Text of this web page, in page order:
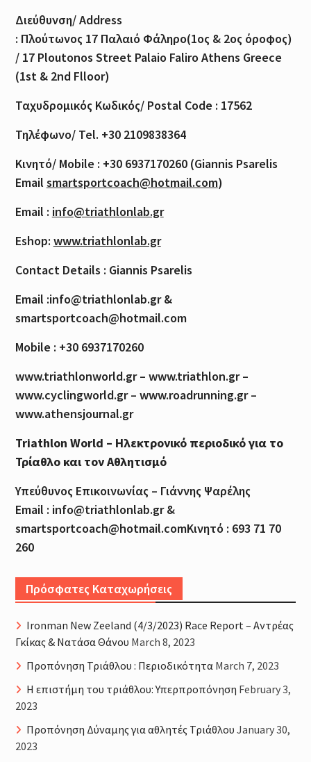
Διεύθυνση/ Address
: Πλούτωνος 17 Παλαιό Φάληρο(1ος & 2ος όροφος)
/ 17 Ploutonos Street Palaio Faliro Athens Greece
(1st & 2nd Flloor)
Ταχυδρομικός Κωδικός/ Postal Code : 17562
Τηλέφωνο/ Tel. +30 2109838364
Κινητό/ Mobile : +30 6937170260 (Giannis Psarelis
Email smartsportcoach@hotmail.com)
Email : info@triathlonlab.gr
Eshop: www.triathlonlab.gr
Contact Details : Giannis Psarelis
Email :info@triathlonlab.gr &
smartsportcoach@hotmail.com
Mobile : +30 6937170260
www.triathlonworld.gr – www.triathlon.gr –
www.cyclingworld.gr – www.roadrunning.gr –
www.athensjournal.gr
Triathlon World – Ηλεκτρονικό περιοδικό για το
Τρίαθλο και τον Αθλητισμό
Υπεύθυνος Επικοινωνίας – Γιάννης Ψαρέλης
Email : info@triathlonlab.gr &
smartsportcoach@hotmail.comΚινητό : 693 71 70
260
Πρόσφατες Καταχωρήσεις
Ironman New Zeeland (4/3/2023) Race Report – Αντρέας
Γκίκας & Νατάσα Θάνου March 8, 2023
Προπόνηση Τριάθλου : Περιοδικότητα March 7, 2023
H επιστήμη του τριάθλου: Υπερπροπόνηση February 3,
2023
Προπόνηση Δύναμης για αθλητές Τριάθλου January 30,
2023